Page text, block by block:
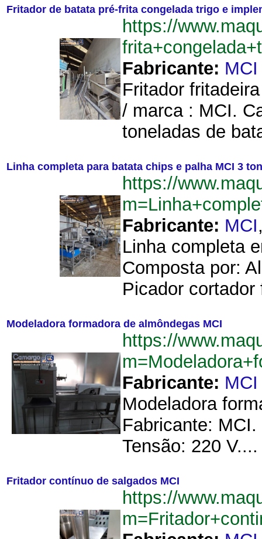
Fritador de batata pré-frita congelada trigo e
https://
Fabricante: MCI
Fritador
/ marca : MCI.
toneladas de
Linha completa para batata chips e palha MCI 3
https://
Fabricante: MCI
Linha completa
Composta por:
Picador
Modeladora formadora de almôndegas MCI
https://
Fabricante: MCI
Modeladora
Fabricante:
Tensão: 220 V....
Fritador contínuo de salgados MCI
https://